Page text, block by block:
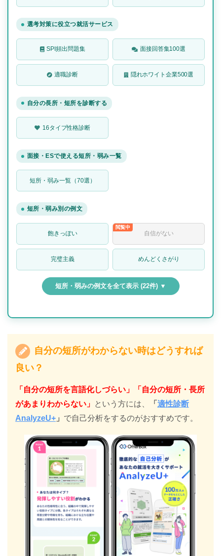
選考対策に役立つ就活サービス
SPI頻出問題集 面接回答集100選
適職診断 隠れホワイト企業500選
自分の長所・短所を診断する
16タイプ性格診断
面接・ESで使える短所・弱み一覧
短所・弱み一覧（70選）
短所・弱み別の例文
飽きっぽい 自信がない
完璧主義 めんどくさがり
短所・弱みの例文を全て表示 (22件) ▼
自分の短所がわからない時はどうすれば
良い？
「自分の短所を言語化しづらい」「自分の短所・長所
があまりわからない」 という方には、 「 適性診断
AnalyzeU+ 」 で自己分析をするのがおすすめです。